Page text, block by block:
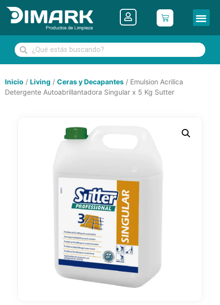
Inicio / Living / Ceras y Decapantes / Emulsion Acrilica
Detergente Autoabrillantadora Singular x 5 Kg Sutter